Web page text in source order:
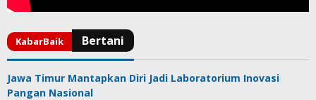
Jawa Timur Mantapkan Diri Jadi Laboratorium Inovasi
Pangan Nasional